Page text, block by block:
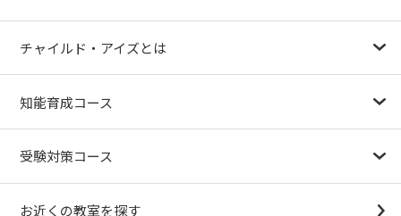
チャイルド・アイズとは
知能育成コース
受験対策コース
（思考力アドバンスコースアストルム）
お近くの教室を探す